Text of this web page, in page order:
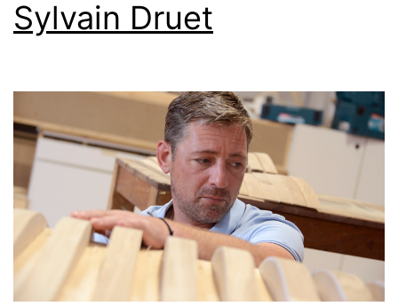
Sylvain Druet